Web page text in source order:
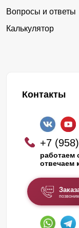
Вопросы и ответы
Калькулятор
Контакты
+7
работаем
отвечаем